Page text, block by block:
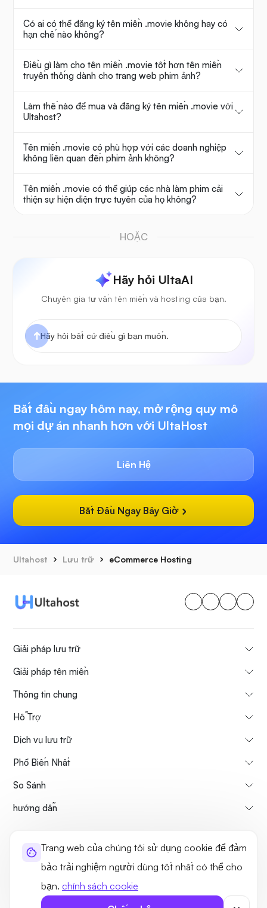
Trang web của chúng tôi sử dụng cookie để đảm
bảo trải nghiệm người dùng tốt nhất có thể cho
bạn. chính sách cookie
Có ai có thể đăng ký tên miền .movie không hay có
hạn chế nào không?
Điều gì làm cho tên miền .movie tốt hơn tên miền
truyền thống dành cho trang web phim ảnh?
Làm thế nào để mua và đăng ký tên miền .movie với
Ultahost?
Tên miền .movie có phù hợp với các doanh nghiệp
không liên quan đến phim ảnh không?
Tên miền .movie có thể giúp các nhà làm phim cải
thiện sự hiện diện trực tuyến của họ không?
HOẶC
Hãy hỏi UltaAI
Chuyên gia tư vấn tên miền và hosting của bạn.
Bắt đầu ngay hôm nay, mở rộng quy mô
mọi dự án nhanh hơn với UltaHost
Liên Hệ
Bắt Đầu Ngay Bây Giờ
Ultahost Lưu trữ eCommerce Hosting
Giải pháp lưu trữ
Giải pháp tên miền
Thông tin chung
Hỗ Trợ
Dịch vụ lưu trữ
Phổ Biến Nhất
So Sánh
hướng dẫn
Thông tin về chúng tôiChính sách hủy & hoàn tiền
Điều khoản sử dụng
Sơ đồ trang web